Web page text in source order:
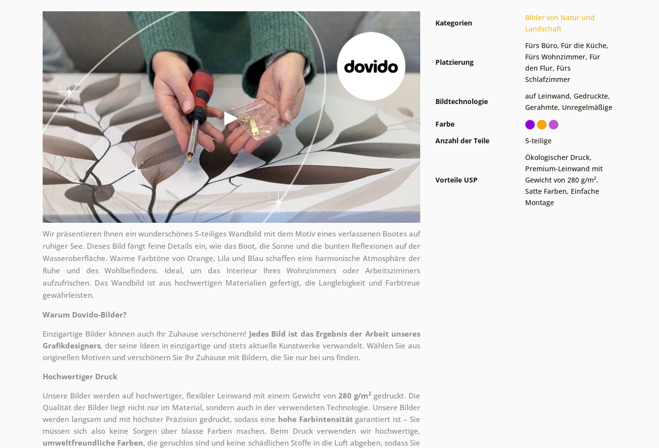
Wir präsentieren Ihnen ein wunderschönes 5-teiliges Wandbild mit dem Motiv eines verlassenen Bootes auf
ruhiger See. Dieses Bild fängt feine Details ein, wie das Boot, die Sonne und die bunten Reflexionen auf der
Wasseroberfläche. Warme Farbtöne von Orange, Lila und Blau schaffen eine harmonische Atmosphäre der
Ruhe und des Wohlbefindens. Ideal, um das Interieur Ihres Wohnzimmers oder Arbeitszimmers
aufzufrischen. Das Wandbild ist aus hochwertigen Materialien gefertigt, die Langlebigkeit und Farbtreue
gewährleisten.
Warum Dovido-Bilder?
Einzigartige Bilder können auch Ihr Zuhause verschönern! Jedes Bild ist das Ergebnis der Arbeit unseres
Grafikdesigners, der seine Ideen in einzigartige und stets aktuelle Kunstwerke verwandelt. Wählen Sie aus
originellen Motiven und verschönern Sie Ihr Zuhause mit Bildern, die Sie nur bei uns finden.
Hochwertiger Druck
Unsere Bilder werden auf hochwertiger, flexibler Leinwand mit einem Gewicht von 280 g/m2 gedruckt. Die
Qualität der Bilder liegt nicht nur im Material, sondern auch in der verwendeten Technologie. Unsere Bilder
werden langsam und mit höchster Präzision gedruckt, sodass eine hohe Farbintensität garantiert ist – Sie
müssen sich also keine Sorgen über blasse Farben machen. Beim Druck verwenden wir hochwertige,
umweltfreundliche Farben, die geruchlos sind und keine schädlichen Stoffe in die Luft abgeben, sodass Sie
Kategorien
Bilder von Natur und
Landschaft
Platzierung
Fürs Büro, Für die Küche,
Fürs Wohnzimmer, Für
den Flur, Fürs
Schlafzimmer
Bildtechnologie
auf Leinwand, Gedruckte,
Gerahmte, Unregelmäßige
Farbe
Anzahl der Teile
5-teilige
Vorteile USP
Ökologischer Druck,
Premium-Leinwand mit
Gewicht von 280 g/m²,
Satte Farben, Einfache
Montage